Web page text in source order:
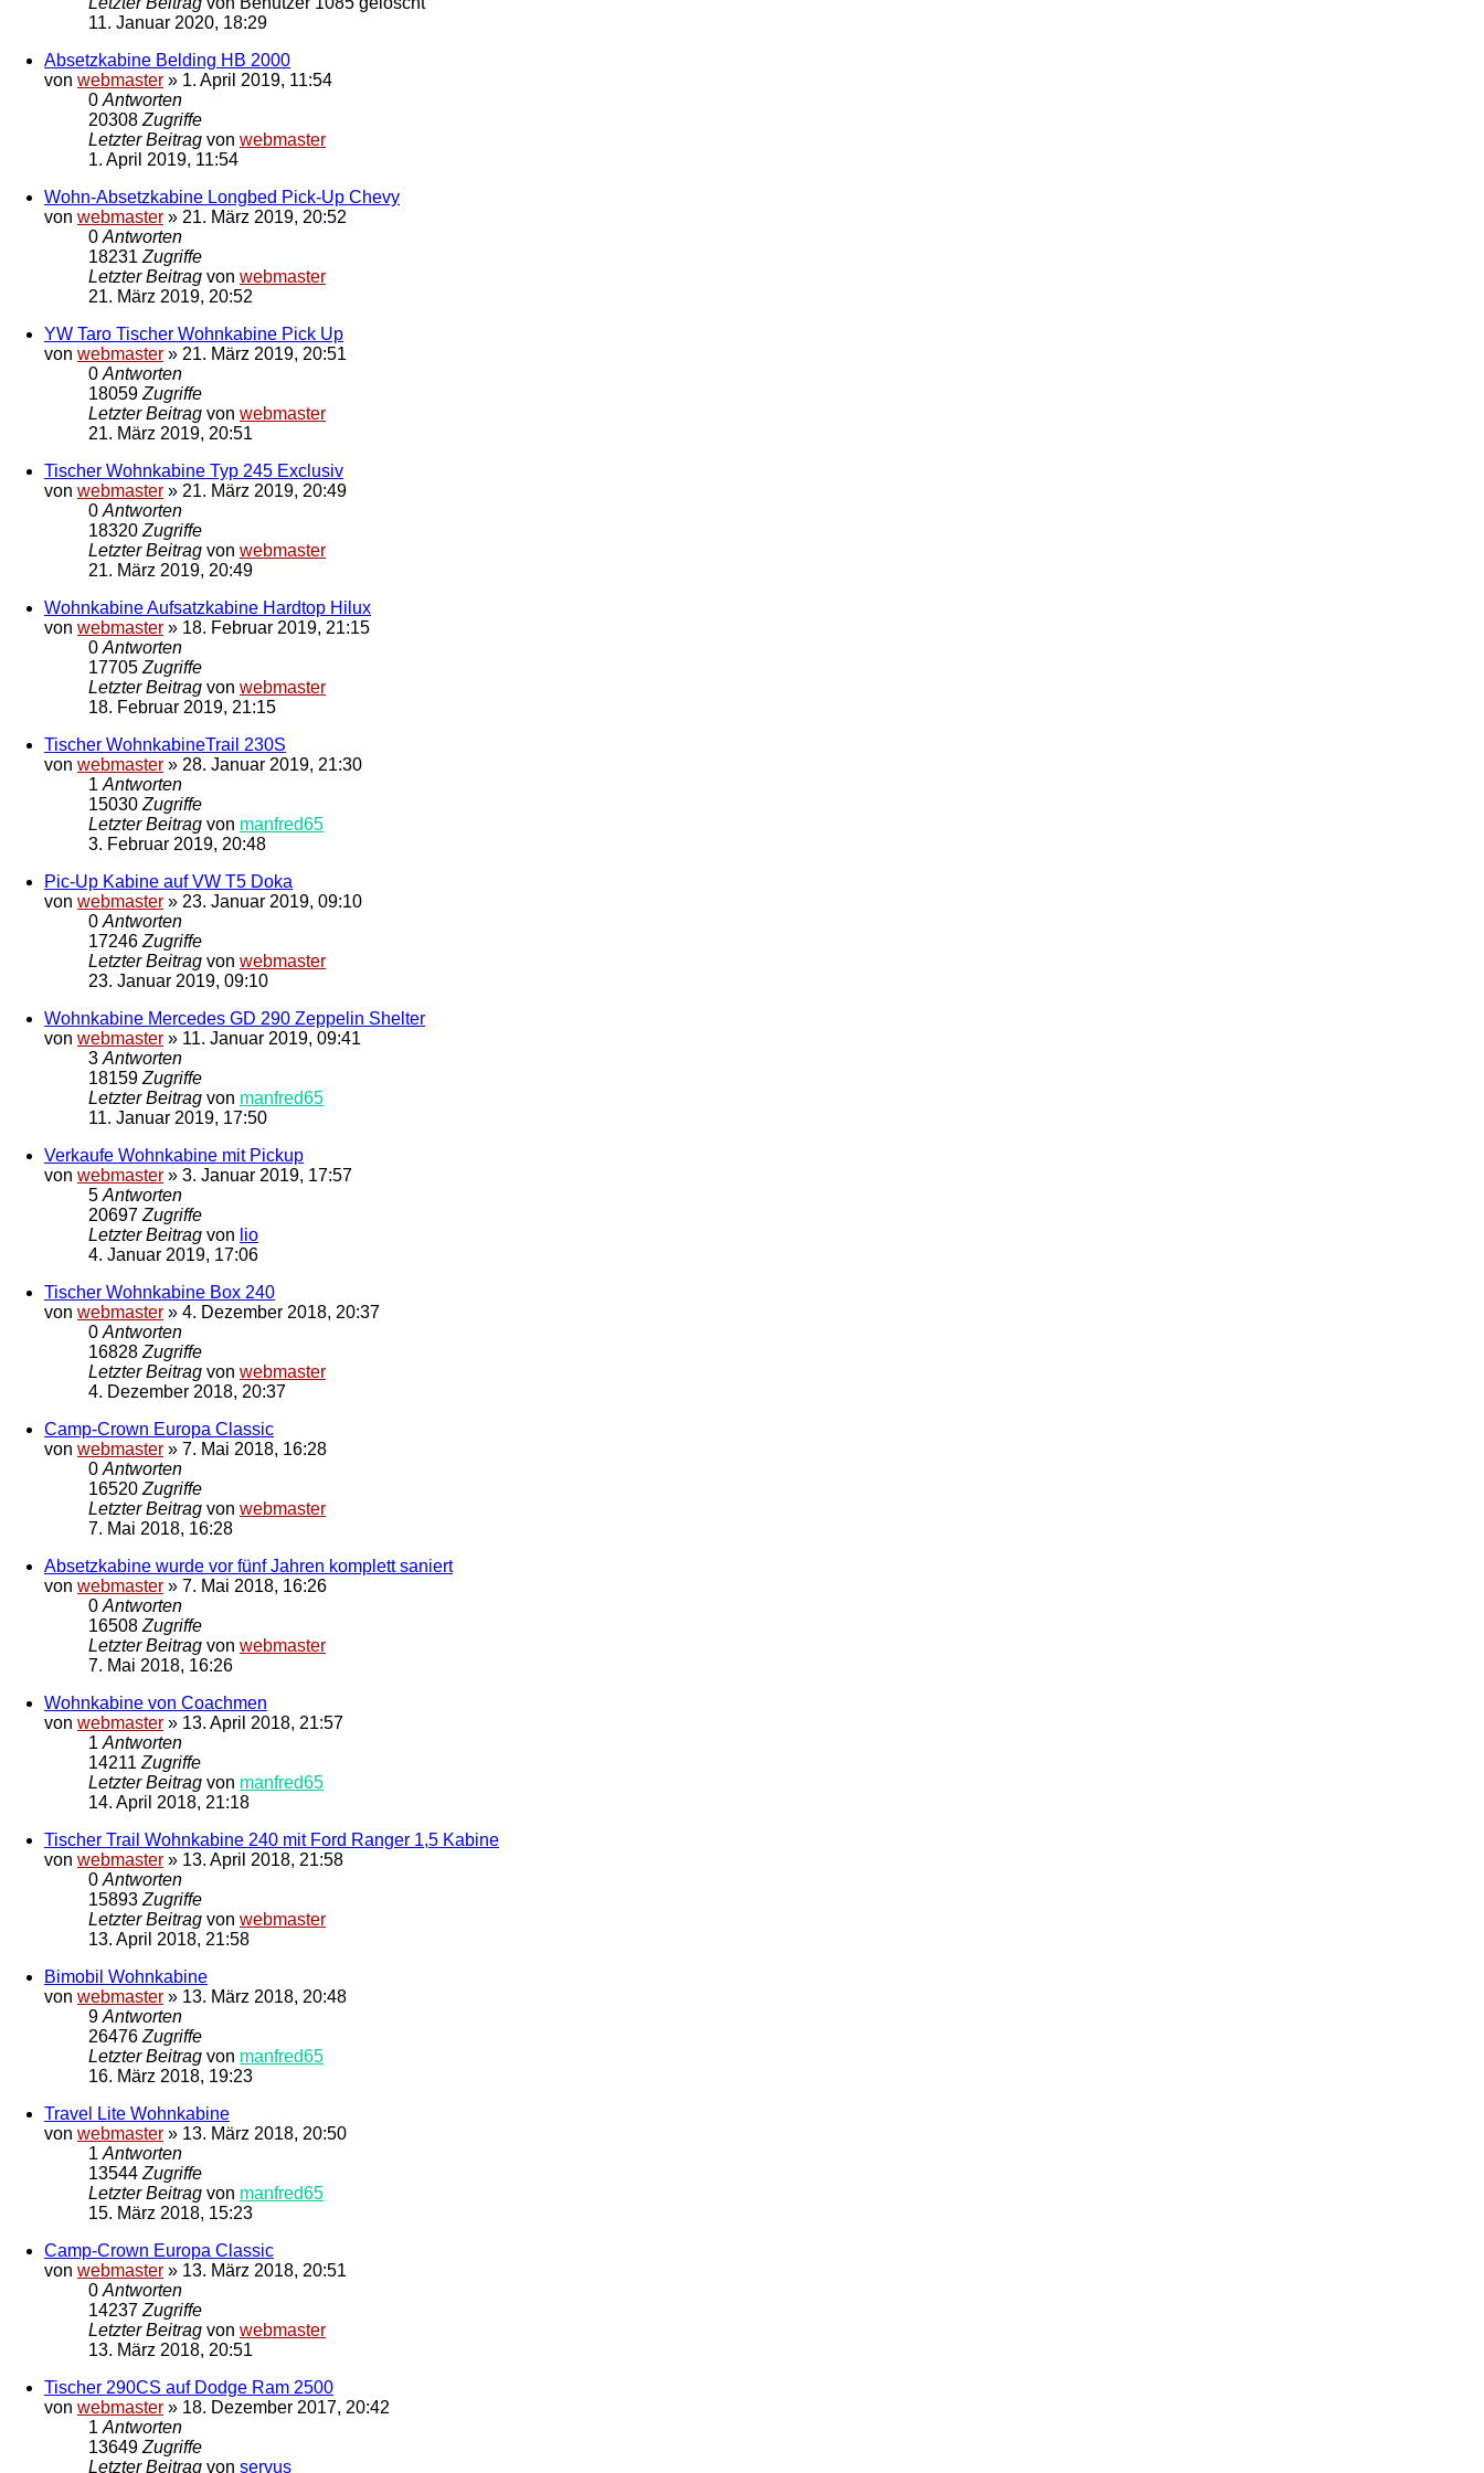
11. Januar 2020, 18:29
Absetzkabine Belding HB 2000
von webmaster » 1. April 2019, 11:54
0 Antworten
20308 Zugriffe
Letzter Beitrag von webmaster
1. April 2019, 11:54
Wohn-Absetzkabine Longbed Pick-Up Chevy
von webmaster » 21. März 2019, 20:52
0 Antworten
18231 Zugriffe
Letzter Beitrag von webmaster
21. März 2019, 20:52
YW Taro Tischer Wohnkabine Pick Up
von webmaster » 21. März 2019, 20:51
0 Antworten
18059 Zugriffe
Letzter Beitrag von webmaster
21. März 2019, 20:51
Tischer Wohnkabine Typ 245 Exclusiv
von webmaster » 21. März 2019, 20:49
0 Antworten
18320 Zugriffe
Letzter Beitrag von webmaster
21. März 2019, 20:49
Wohnkabine Aufsatzkabine Hardtop Hilux
von webmaster » 18. Februar 2019, 21:15
0 Antworten
17705 Zugriffe
Letzter Beitrag von webmaster
18. Februar 2019, 21:15
Tischer WohnkabineTrail 230S
von webmaster » 28. Januar 2019, 21:30
1 Antworten
15030 Zugriffe
Letzter Beitrag von manfred65
3. Februar 2019, 20:48
Pic-Up Kabine auf VW T5 Doka
von webmaster » 23. Januar 2019, 09:10
0 Antworten
17246 Zugriffe
Letzter Beitrag von webmaster
23. Januar 2019, 09:10
Wohnkabine Mercedes GD 290 Zeppelin Shelter
von webmaster » 11. Januar 2019, 09:41
3 Antworten
18159 Zugriffe
Letzter Beitrag von manfred65
11. Januar 2019, 17:50
Verkaufe Wohnkabine mit Pickup
von webmaster » 3. Januar 2019, 17:57
5 Antworten
20697 Zugriffe
Letzter Beitrag von lio
4. Januar 2019, 17:06
Tischer Wohnkabine Box 240
von webmaster » 4. Dezember 2018, 20:37
0 Antworten
16828 Zugriffe
Letzter Beitrag von webmaster
4. Dezember 2018, 20:37
Camp-Crown Europa Classic
von webmaster » 7. Mai 2018, 16:28
0 Antworten
16520 Zugriffe
Letzter Beitrag von webmaster
7. Mai 2018, 16:28
Absetzkabine wurde vor fünf Jahren komplett saniert
von webmaster » 7. Mai 2018, 16:26
0 Antworten
16508 Zugriffe
Letzter Beitrag von webmaster
7. Mai 2018, 16:26
Wohnkabine von Coachmen
von webmaster » 13. April 2018, 21:57
1 Antworten
14211 Zugriffe
Letzter Beitrag von manfred65
14. April 2018, 21:18
Tischer Trail Wohnkabine 240 mit Ford Ranger 1,5 Kabine
von webmaster » 13. April 2018, 21:58
0 Antworten
15893 Zugriffe
Letzter Beitrag von webmaster
13. April 2018, 21:58
Bimobil Wohnkabine
von webmaster » 13. März 2018, 20:48
9 Antworten
26476 Zugriffe
Letzter Beitrag von manfred65
16. März 2018, 19:23
Travel Lite Wohnkabine
von webmaster » 13. März 2018, 20:50
1 Antworten
13544 Zugriffe
Letzter Beitrag von manfred65
15. März 2018, 15:23
Camp-Crown Europa Classic
von webmaster » 13. März 2018, 20:51
0 Antworten
14237 Zugriffe
Letzter Beitrag von webmaster
13. März 2018, 20:51
Tischer 290CS auf Dodge Ram 2500
von webmaster » 18. Dezember 2017, 20:42
1 Antworten
13649 Zugriffe
Letzter Beitrag von servus